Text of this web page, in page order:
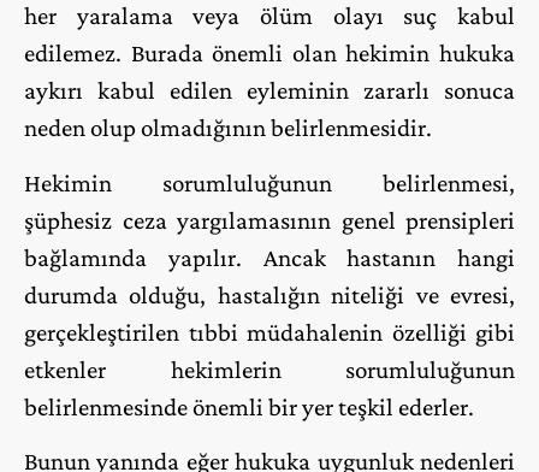
her yaralama veya ölüm olayı suç kabul
edilemez. Burada önemli olan hekimin hukuka
aykırı kabul edilen eyleminin zararlı sonuca
neden olup olmadığının belirlenmesidir.
Hekimin sorumluluğunun belirlenmesi,
şüphesiz ceza yargılamasının genel prensipleri
bağlamında yapılır. Ancak hastanın hangi
durumda olduğu, hastalığın niteliği ve evresi,
gerçekleştirilen tıbbi müdahalenin özelliği gibi
etkenler hekimlerin sorumluluğunun
belirlenmesinde önemli bir yer teşkil ederler.
Bunun yanında eğer hukuka uygunluk nedenleri